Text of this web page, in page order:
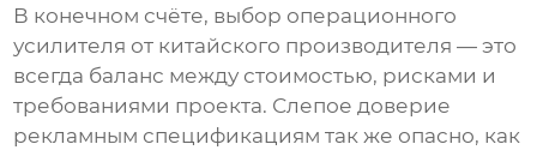
В конечном счёте, выбор операционного
усилителя от китайского производителя — это
всегда баланс между стоимостью, рисками и
требованиями проекта. Слепое доверие
рекламным спецификациям так же опасно, как